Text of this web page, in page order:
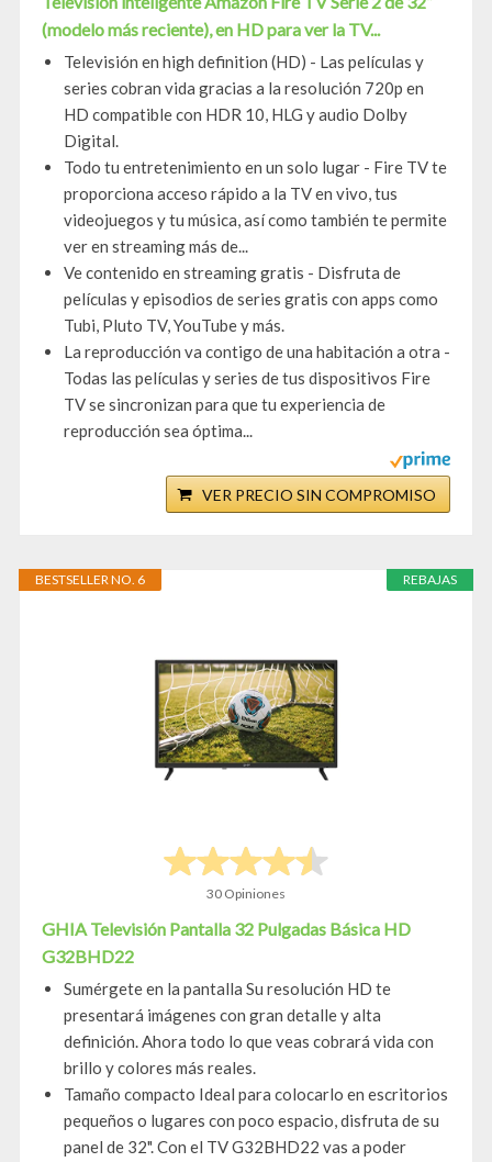
(modelo más reciente), en HD para ver la TV...
Televisión en high definition (HD) - Las películas y
series cobran vida gracias a la resolución 720p en
HD compatible con HDR 10, HLG y audio Dolby
Digital.
Todo tu entretenimiento en un solo lugar - Fire TV te
proporciona acceso rápido a la TV en vivo, tus
videojuegos y tu música, así como también te permite
ver en streaming más de...
Ve contenido en streaming gratis - Disfruta de
películas y episodios de series gratis con apps como
Tubi, Pluto TV, YouTube y más.
La reproducción va contigo de una habitación a otra -
Todas las películas y series de tus dispositivos Fire
TV se sincronizan para que tu experiencia de
reproducción sea óptima...
VER PRECIO SIN COMPROMISO
REBAJAS
BESTSELLER NO. 6
30 Opiniones
GHIA Televisión Pantalla 32 Pulgadas Básica HD
G32BHD22
Sumérgete en la pantalla Su resolución HD te
presentará imágenes con gran detalle y alta
definición. Ahora todo lo que veas cobrará vida con
brillo y colores más reales.
Tamaño compacto Ideal para colocarlo en escritorios
pequeños o lugares con poco espacio, disfruta de su
panel de 32". Con el TV G32BHD22 vas a poder